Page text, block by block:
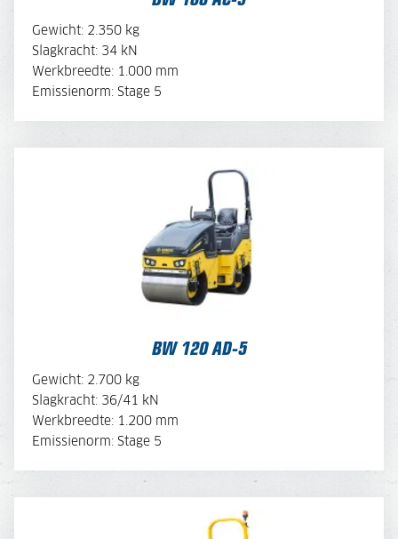
Gewicht: 2.350 kg
Slagkracht: 34 kN
Werkbreedte: 1.000 mm
Emissienorm: Stage 5
BW 120 AD-5
Gewicht: 2.700 kg
Slagkracht: 36/41 kN
Werkbreedte: 1.200 mm
Emissienorm: Stage 5
BW 120 AD-5
BW 120 AD E-5